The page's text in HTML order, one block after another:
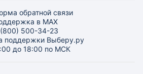
обратной связи
в MAX
500-34-23
поддержки Выберу.ру
до 18:00 по МСК